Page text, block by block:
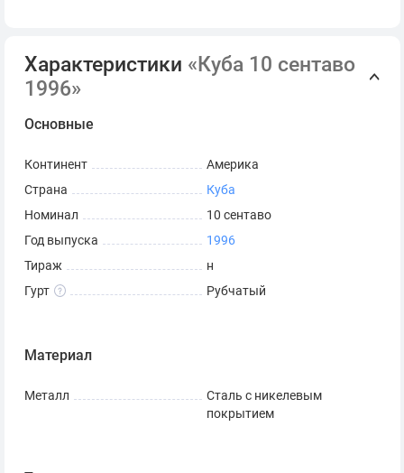
Характеристики «Куба 10 сентаво
1996»
Основные
Континент
Америка
Страна
Куба
Номинал
10 сентаво
Год выпуска
1996
Тираж
н
Гурт
Рубчатый
Материал
Металл
Сталь с никелевым
покрытием